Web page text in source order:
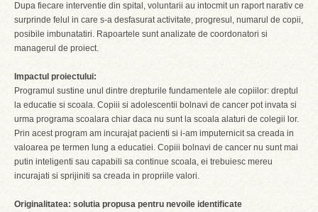
Dupa fiecare interventie din spital, voluntarii au intocmit un raport narativ ce
surprinde felul in care s-a desfasurat activitate, progresul, numarul de copii,
posibile imbunatatiri. Rapoartele sunt analizate de coordonatori si
managerul de proiect.
Impactul proiectului:
Programul sustine unul dintre drepturile fundamentele ale copiilor: dreptul
la educatie si scoala. Copiii si adolescentii bolnavi de cancer pot invata si
urma programa scoalara chiar daca nu sunt la scoala alaturi de colegii lor.
Prin acest program am incurajat pacienti si i-am imputernicit sa creada in
valoarea pe termen lung a educatiei. Copiii bolnavi de cancer nu sunt mai
putin inteligenti sau capabili sa continue scoala, ei trebuiesc mereu
incurajati si sprijiniti sa creada in propriile valori.
Originalitatea: solutia propusa pentru nevoile identificate